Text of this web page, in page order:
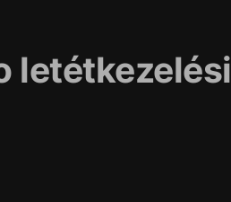
letétkezelési